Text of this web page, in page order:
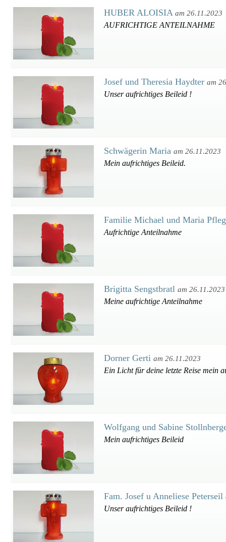
HUBER ALOISIA am 26.11.2023
AUFRICHTIGE ANTEILNAHME
Josef und Theresia Haydter am
Unser aufrichtiges Beileid !
Schwägerin Maria am 26.11.2023
Mein aufrichtiges Beileid.
Familie Michael und Maria
Aufrichtige Anteilnahme
Brigitta Sengstbratl am 26.11.2023
Meine aufrichtige Anteilnahme
Dorner Gerti am 26.11.2023
Ein Licht für deine letzte Reise mein
Wolfgang und Sabine
Mein aufrichtiges Beileid
Fam. Josef u Anneliese Peterseil
Unser aufrichtiges Beileid !